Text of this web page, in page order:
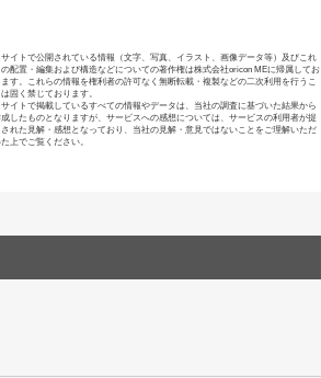
サイトで公開されている情報（文字、写真、イラスト、画像データ等）及びこれ
の配置・編集および構造などについての著作権は株式会社oricon MEに帰属してお
ます。これらの情報を権利者の許可なく無断転載・複製などの二次利用を行うこ
は固く禁じております。
サイトで掲載しているすべての情報やデータは、当社の調査に基づいた結果から
成したものとなりますが、サービスへの感想については、サービスの利用者が提
された見解・感想となっており、当社の見解・意見ではないことをご理解いただ
上でご覧ください。